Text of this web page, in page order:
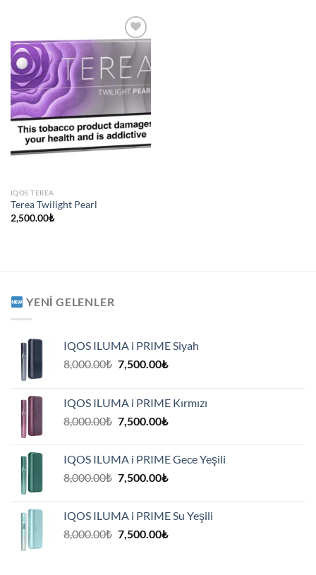
IQOS TEREA
Terea Twilight Pearl
2,500.00₺
YENI GELENLER
IQOS ILUMA i PRIME Siyah
8,000.00₺ Orijinal
7,500.00₺Şu
7,500.00₺.
IQOS ILUMA i PRIME Kırmızı
8,000.00₺ Orijinal
7,500.00₺Şu
7,500.00₺.
IQOS ILUMA i PRIME Gece Yeşili
8,000.00₺ Orijinal
7,500.00₺Şu
7,500.00₺.
IQOS ILUMA i PRIME Su Yeşili
8,000.00₺ Orijinal
7,500.00₺Şu